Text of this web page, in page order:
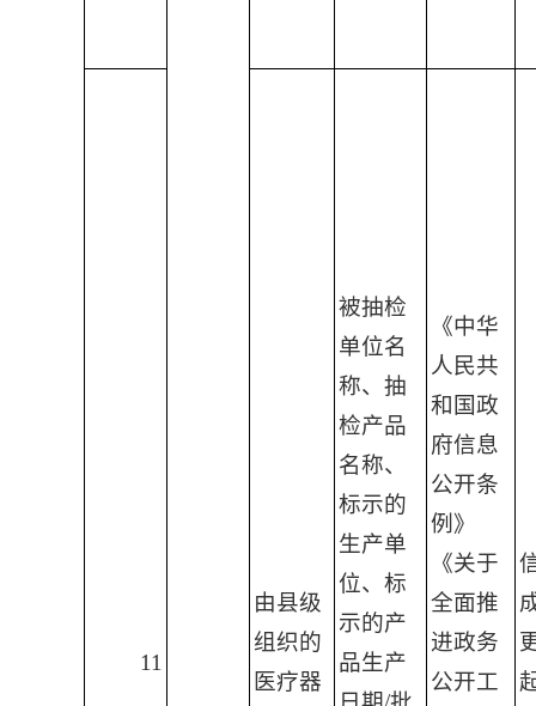
11
由县级
组织的
医疗器
被抽检
单位名
称、抽
检产品
名称、
标示的
生产单
位、标
示的产
品生产
《中华
人民共
和国政
府信息
公开条
例》
《关于
全面推
进政务
公开工